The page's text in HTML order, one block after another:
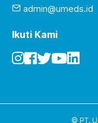
admin@umeds.id
Ikuti Kami
© PT.